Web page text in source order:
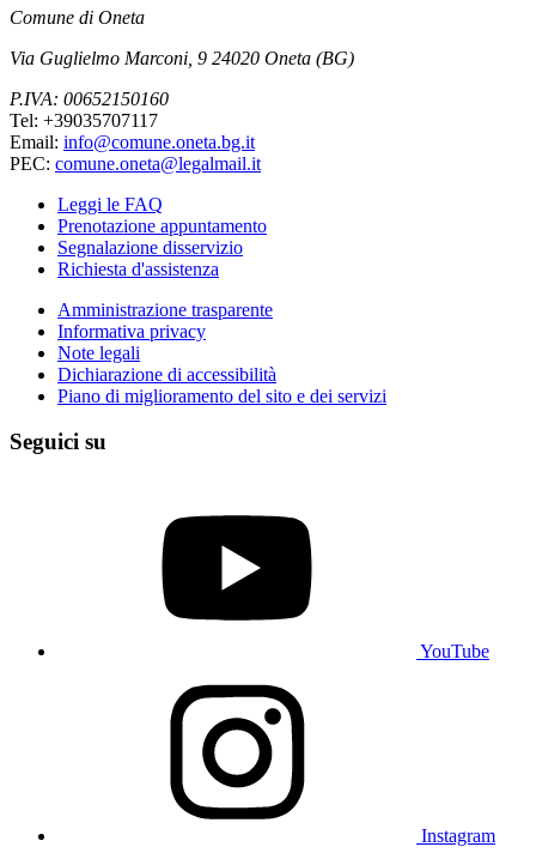
Comune di Oneta
Via Guglielmo Marconi, 9 24020 Oneta (BG)
P.IVA: 00652150160
Tel: +39035707117
Email: info@comune.oneta.bg.it
PEC: comune.oneta@legalmail.it
Leggi le FAQ
Prenotazione appuntamento
Segnalazione disservizio
Richiesta d'assistenza
Amministrazione trasparente
Informativa privacy
Note legali
Dichiarazione di accessibilità
Piano di miglioramento del sito e dei servizi
Seguici su
YouTube
Instagram